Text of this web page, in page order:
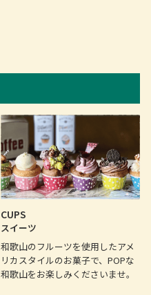
CUPS
スイーツ
和歌山のフルーツを使用したアメ
リカスタイルのお菓子で、POPな
和歌山をお楽しみくださいませ。